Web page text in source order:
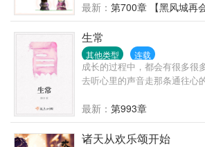
喜的把自己嫁了。 然而婚后
里只能想我，远离除了我以外
大叔你简直不是人。” “嗯，你
最新： 第700章 【黑风城再会
生常
其他类型 连载
成长的过程中，都会有很多很
去听心里的声音走那条通往心
最新： 第993章
诸天从欢乐颂开始